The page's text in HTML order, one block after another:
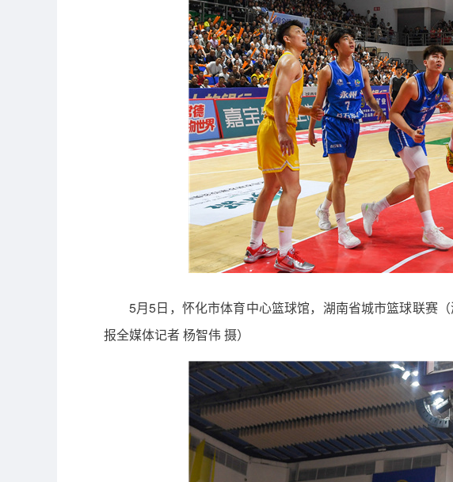
5月5日，怀化市体育中心篮球馆，湖南省城市篮球联赛
报全媒体记者 杨智伟 摄）